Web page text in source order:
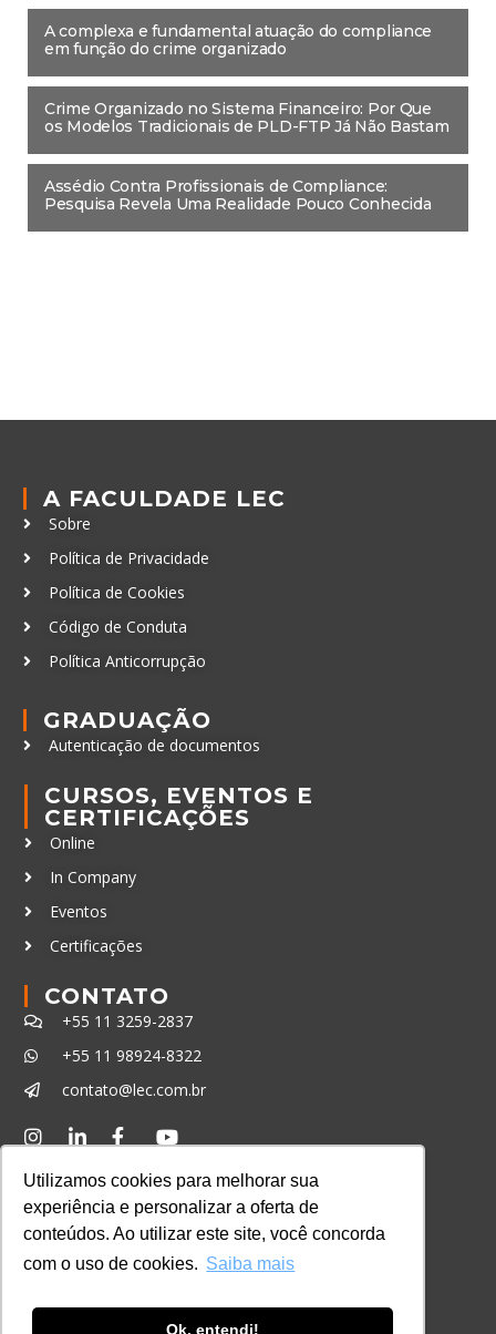
Utilizamos cookies para melhorar sua
experiência e personalizar a oferta de
conteúdos. Ao utilizar este site, você concorda
com o uso de cookies. Saiba mais
Ok, entendi!
A complexa e fundamental atuação do compliance
em função do crime organizado
Crime Organizado no Sistema Financeiro: Por Que
os Modelos Tradicionais de PLD-FTP Já Não Bastam
Assédio Contra Profissionais de Compliance:
Pesquisa Revela Uma Realidade Pouco Conhecida
A FACULDADE LEC
Sobre
Política de Privacidade
Política de Cookies
Código de Conduta
Política Anticorrupção
GRADUAÇÃO
Autenticação de documentos
CURSOS, EVENTOS E
CERTIFICAÇÕES
Online
In Company
Eventos
Certificações
CONTATO
+55 11 3259-2837
+55 11 98924-8322
contato@lec.com.br
Consulte aqui o cadastro da Instituição no
Sistema e-MEC